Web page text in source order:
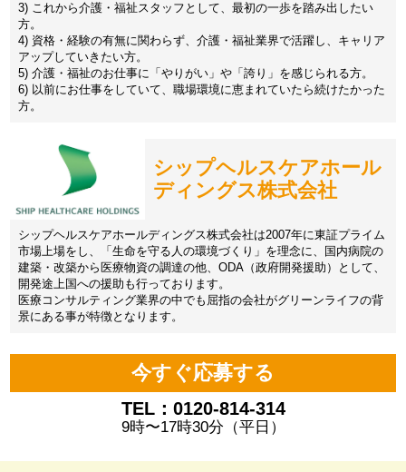
3) これから介護・福祉スタッフとして、最初の一歩を踏み出したい
方。
4) 資格・経験の有無に関わらず、介護・福祉業界で活躍し、キャリア
アップしていきたい方。
5) 介護・福祉のお仕事に「やりがい」や「誇り」を感じられる方。
6) 以前にお仕事をしていて、職場環境に恵まれていたら続けたかった
方。
シップヘルスケアホール
ディングス株式会社
シップヘルスケアホールディングス株式会社は2007年に東証プライム
市場上場をし、「生命を守る人の環境づくり」を理念に、国内病院の
建築・改築から医療物資の調達の他、ODA（政府開発援助）として、
開発途上国への援助も行っております。
医療コンサルティング業界の中でも屈指の会社がグリーンライフの背
景にある事が特徴となります。
今すぐ応募する
TEL：0120-814-314
9時〜17時30分（平日）